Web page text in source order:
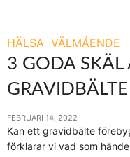
HÄLSA VÄLMÅENDE
3 GODA
GRAVIDBÄLTE
FEBRUARI 14, 2022
Kan ett gravidbälte
förklarar vi vad som